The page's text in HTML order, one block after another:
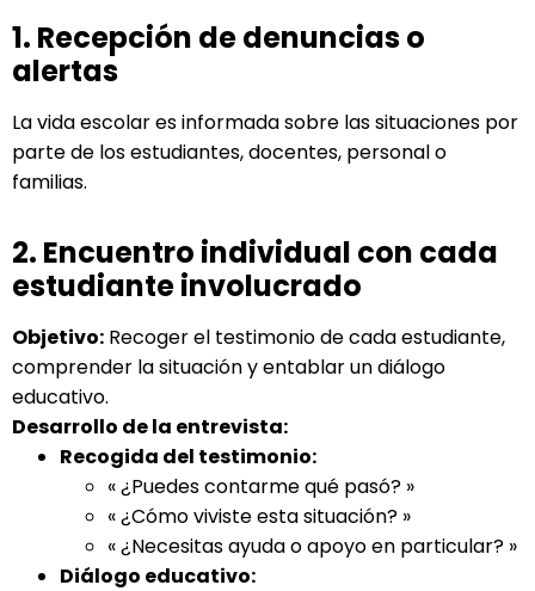
1. Recepción de denuncias o
alertas
La vida escolar es informada sobre las situaciones por
parte de los estudiantes, docentes, personal o
familias.
2. Encuentro individual con cada
estudiante involucrado
Objetivo: Recoger el testimonio de cada estudiante,
comprender la situación y entablar un diálogo
educativo.
Desarrollo de la entrevista:
Recogida del testimonio:
« ¿Puedes contarme qué pasó? »
« ¿Cómo viviste esta situación? »
« ¿Necesitas ayuda o apoyo en particular? »
Diálogo educativo: